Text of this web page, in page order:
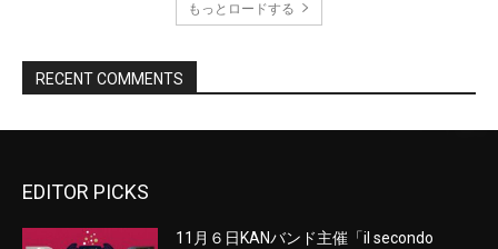
EDITOR PICKS
11月６日KANバンド主催「il secondo